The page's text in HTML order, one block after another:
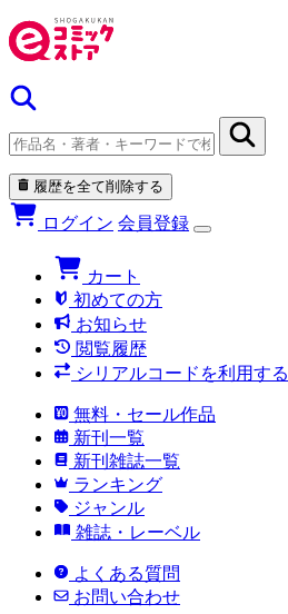
履歴を全て削除する
ログイン 会員登録
カート
初めての方
お知らせ
閲覧履歴
シリアルコードを利用する
無料・セール作品
新刊一覧
新刊雑誌一覧
ランキング
ジャンル
雑誌・レーベル
よくある質問
お問い合わせ